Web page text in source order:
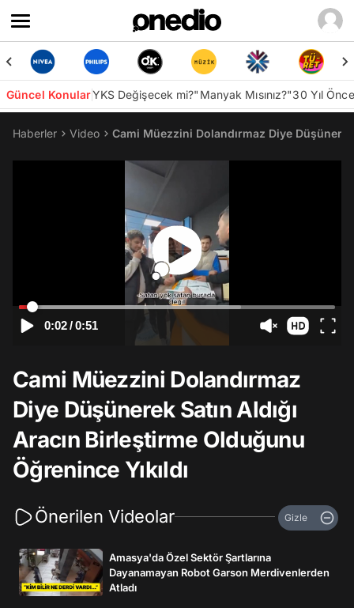
Güncel KonularYKS Değişecek mi?"Manyak Mısınız?"30 Yıl
Haberler Video Cami Müezzini Dolandırmaz Diye
0:02/0:51
Cami Müezzini Dolandırmaz
Diye Düşünerek Satın Aldığı
Aracın Birleştirme Olduğunu
Öğrenince Yıkıldı
Önerilen Videolar Gizle
Amasya'da Özel Sektör Şartlarına
Dayanamayan Robot Garson Merdivenlerden
Atladı